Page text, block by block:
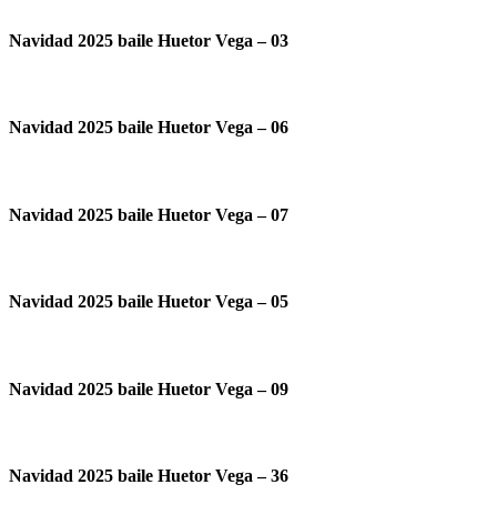
Navidad 2025 baile Huetor Vega – 03
Navidad 2025 baile Huetor Vega – 06
Navidad 2025 baile Huetor Vega – 07
Navidad 2025 baile Huetor Vega – 05
Navidad 2025 baile Huetor Vega – 09
Navidad 2025 baile Huetor Vega – 36